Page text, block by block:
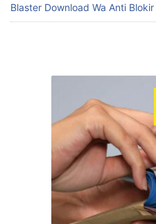
Blaster Download Wa Anti Blokir